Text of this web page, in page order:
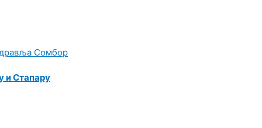
и Стапару